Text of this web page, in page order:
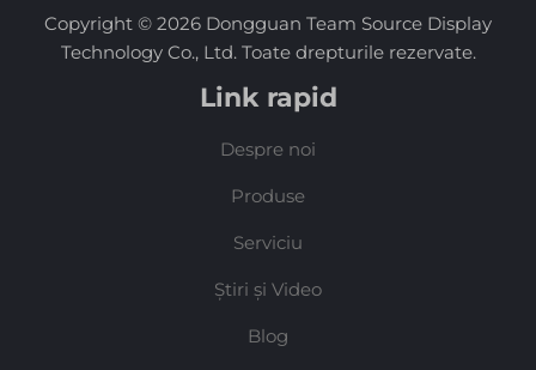
Copyright © 2026 Dongguan Team Source Display
Technology Co., Ltd. Toate drepturile rezervate.
Link rapid
Despre noi
Produse
Serviciu
Știri și Video
Blog